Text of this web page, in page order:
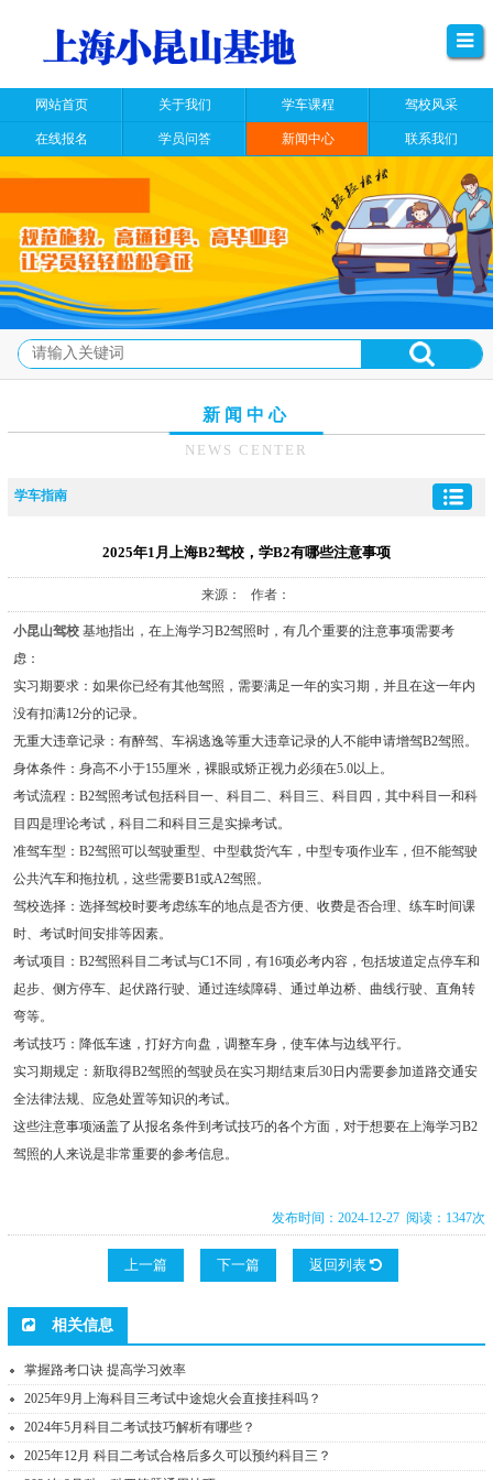
网站首页 关于我们 学车课程 驾校风采
在线报名 学员问答 新闻中心 联系我们
新闻中心
NEWS CENTER
学车指南
2025年1月上海B2驾校，学B2有哪些注意事项
来源： 作者：
小昆山驾校基地指出，在上海学习B2驾照时，有几个重要的注意事项需要考
虑：
实习期要求：如果你已经有其他驾照，需要满足一年的实习期，并且在这一年内
没有扣满12分的记录。
无重大违章记录：有醉驾、车祸逃逸等重大违章记录的人不能申请增驾B2驾照。
身体条件：身高不小于155厘米，裸眼或矫正视力必须在5.0以上。
考试流程：B2驾照考试包括科目一、科目二、科目三、科目四，其中科目一和科
目四是理论考试，科目二和科目三是实操考试。
准驾车型：B2驾照可以驾驶重型、中型载货汽车，中型专项作业车，但不能驾驶
公共汽车和拖拉机，这些需要B1或A2驾照。
驾校选择：选择驾校时要考虑练车的地点是否方便、收费是否合理、练车时间课
时、考试时间安排等因素。
考试项目：B2驾照科目二考试与C1不同，有16项必考内容，包括坡道定点停车和
起步、侧方停车、起伏路行驶、通过连续障碍、通过单边桥、曲线行驶、直角转
弯等。
考试技巧：降低车速，打好方向盘，调整车身，使车体与边线平行。
实习期规定：新取得B2驾照的驾驶员在实习期结束后30日内需要参加道路交通安
全法律法规、应急处置等知识的考试。
这些注意事项涵盖了从报名条件到考试技巧的各个方面，对于想要在上海学习B2
驾照的人来说是非常重要的参考信息。
发布时间：2024-12-27 阅读：1347次
上一篇 下一篇 返回列表
相关信息
掌握路考口诀 提高学习效率
2025年9月上海科目三考试中途熄火会直接挂科吗？
2024年5月科目二考试技巧解析有哪些？
2025年12月 科目二考试合格后多久可以预约科目三？